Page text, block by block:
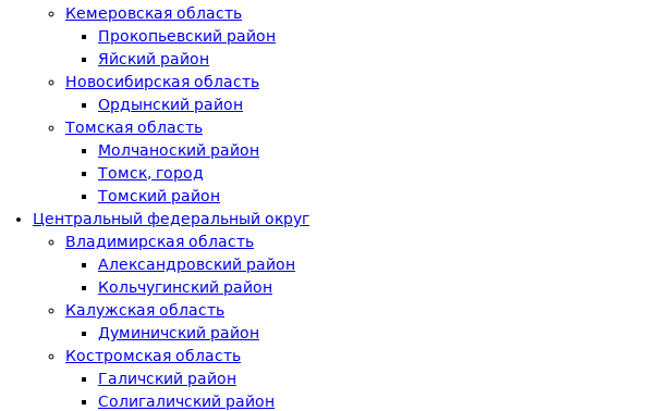
Кемеровская область
Прокопьевский район
Яйский район
Новосибирская область
Ордынский район
Томская область
Молчаноский район
Томск, город
Томский район
Центральный федеральный округ
Владимирская область
Александровский район
Кольчугинский район
Калужская область
Думиничский район
Костромская область
Галичский район
Солигаличский район